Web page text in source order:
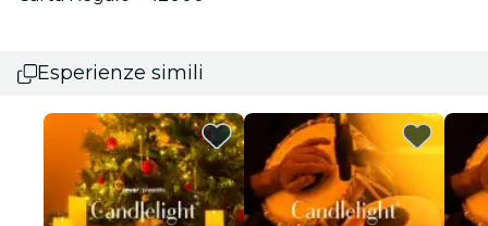
Esperienze simili